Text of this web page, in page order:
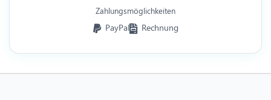
Zahlungsmöglichkeiten
PayPal Rechnung